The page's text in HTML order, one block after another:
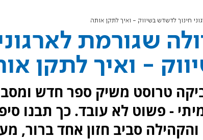
חינוך לדשדש בשיווק - ואיך לתקן אותה
שגורמת
- ואיך לתקן
טרוסט משיק ספר חדש
- פשוט לא עובד. כך תבנו
סביב חזון אחד ברור,